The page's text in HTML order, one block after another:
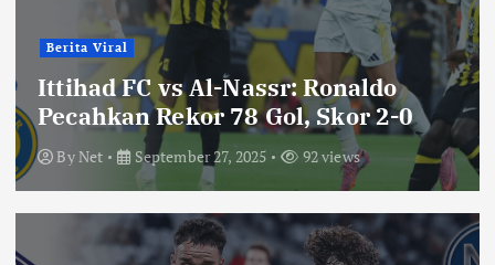
Berita Viral
Ittihad FC vs Al-Nassr: Ronaldo
Pecahkan Rekor 78 Gol, Skor 2-0
ByNet September 27, 2025 92 views